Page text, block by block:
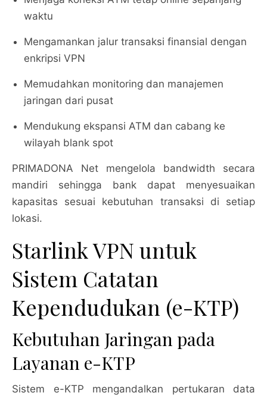
waktu
Mengamankan jalur transaksi finansial dengan
enkripsi VPN
Memudahkan monitoring dan manajemen
jaringan dari pusat
Mendukung ekspansi ATM dan cabang ke
wilayah blank spot
PRIMADONA Net mengelola bandwidth secara
mandiri sehingga bank dapat menyesuaikan
kapasitas sesuai kebutuhan transaksi di setiap
lokasi.
Starlink VPN untuk
Sistem Catatan
Kependudukan (e-KTP)
Kebutuhan Jaringan pada
Layanan e-KTP
Sistem e-KTP mengandalkan pertukaran data